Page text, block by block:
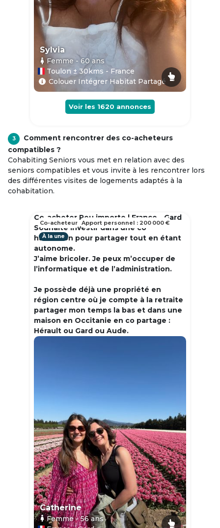
Sylvia
Femme - 60ans
Toulon ± 30kms - France
Colouer Intégrer Habitat Partagé
Voir les 1620 annonces
3
Comment rencontrer des co-acheteurs
compatibles ?
Cohabiting Seniors vous met en relation avec des
seniors compatibles et vous invite à les rencontrer lors
des différentes visites de logements adaptés à la
cohabitation.
Co-acheter Peu importe | France - Gard
Souhaite investir dans une co
habitation pour partager tout en étant
autonome.
J’aime bricoler. Je peux m’occuper de
l’informatique et de l’administration.
Je possède déjà une propriété en
région centre où je compte à la retraite
partager mon temps la bas et dans une
maison en Occitanie en co partage :
Hérault ou Gard ou Aude.
À la une
Catherine
Femme- 56ans
Co-acheteur Apport personnel : 200 000 €